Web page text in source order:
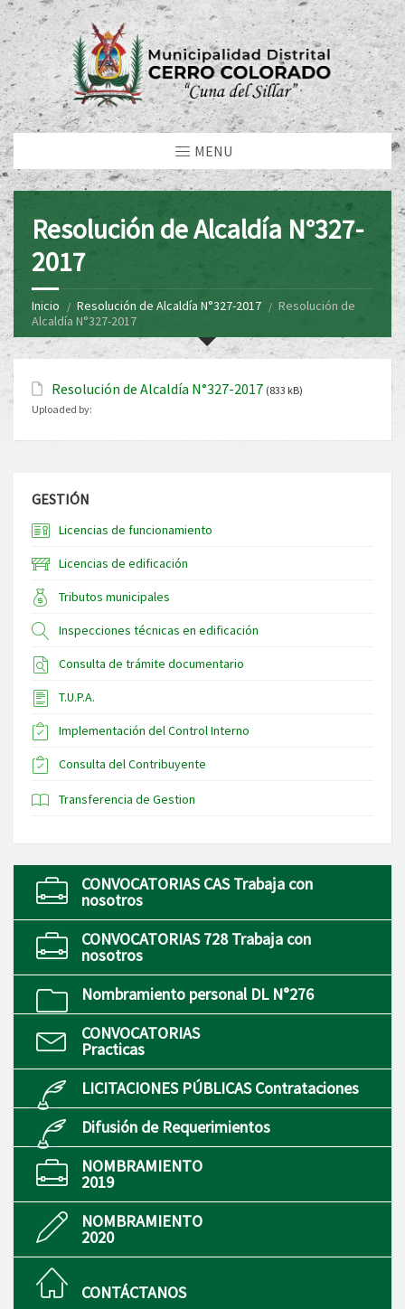
MENU
Resolución de Alcaldía N°327-
2017
Inicio Resolución de Alcaldía N°327-2017
Resolución de
Alcaldía N°327-2017
Resolución de Alcaldía N°327-2017 (833 kB)
Uploaded by:
GESTIÓN
Licencias de funcionamiento
Licencias de edificación
Tributos municipales
Inspecciones técnicas en edificación
Consulta de trámite documentario
T.U.P.A.
Implementación del Control Interno
Consulta del Contribuyente
Transferencia de Gestion
CONVOCATORIAS CAS Trabaja con
nosotros
CONVOCATORIAS 728 Trabaja con
nosotros
Nombramiento personal DL N°276
CONVOCATORIAS
Practicas
LICITACIONES PÚBLICAS Contrataciones
Difusión de Requerimientos
NOMBRAMIENTO
2019
NOMBRAMIENTO
2020
CONTÁCTANOS